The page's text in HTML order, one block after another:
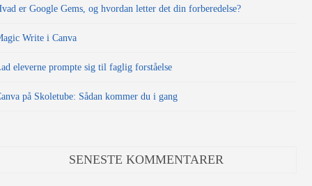
er Google Gems, og hvordan letter det din forberedelse?
Write i Canva
eleverne prompte sig til faglig forståelse
på Skoletube: Sådan kommer du i gang
SENESTE KOMMENTARER